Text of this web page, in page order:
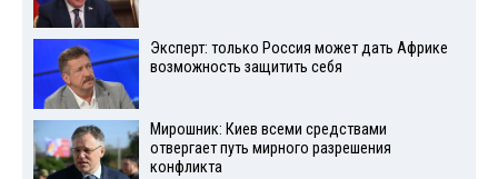
Эксперт: только Россия может дать Африке
возможность защитить себя
Мирошник: Киев всеми средствами
отвергает путь мирного разрешения
конфликта